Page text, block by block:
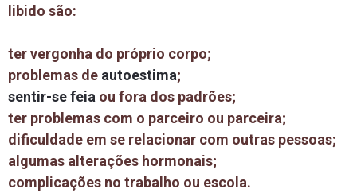
libido são:
ter vergonha do próprio corpo;
problemas de autoestima;
sentir-se feia ou fora dos padrões;
ter problemas com o parceiro ou parceira;
dificuldade em se relacionar com outras pessoas;
algumas alterações hormonais;
complicações no trabalho ou escola.